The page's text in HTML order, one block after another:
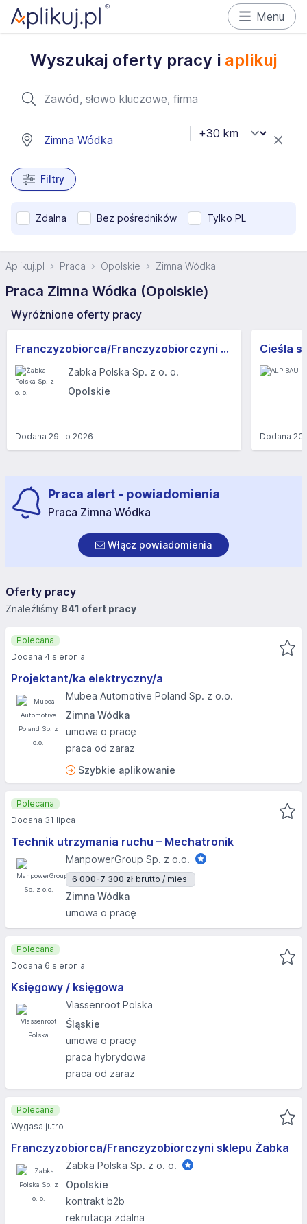
Menu
Wyszukaj oferty pracy i aplikuj
Filtry
Zdalna Bez pośredników Tylko PL
Aplikuj.pl Praca Opolskie Zimna Wódka
Praca Zimna Wódka (Opolskie)
Wyróżnione oferty pracy
Franczyzobiorca/Franczyzobiorczyni sklepu Żabka
Żabka Polska Sp. z o. o.
Opolskie
Dodana 29 lip 2026
Cieśla
Dodana20
Praca alert - powiadomienia
Praca Zimna Wódka
Włącz powiadomienia
Oferty pracy
Znaleźliśmy 841 ofert pracy
Projektant/ka elektryczny/a
Mubea Automotive Poland Sp. z o.o.
Zimna Wódka
umowa o pracę
praca od zaraz
Szybkie aplikowanie
Polecana
Dodana 4 sierpnia
Technik utrzymania ruchu – Mechatronik
ManpowerGroup Sp. z o.o.
6 000-7 300 zł brutto / mies.
Zimna Wódka
umowa o pracę
Polecana
Dodana 31 lipca
Księgowy / księgowa
Vlassenroot Polska
Śląskie
umowa o pracę
praca hybrydowa
praca od zaraz
Polecana
Dodana 6 sierpnia
Franczyzobiorca/Franczyzobiorczyni sklepu Żabka
Żabka Polska Sp. z o. o.
Opolskie
kontrakt b2b
rekrutacja zdalna
Polecana
Wygasa jutro